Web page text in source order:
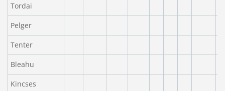
Tordai
Pelger
Tenter
Bleahu
Kincses